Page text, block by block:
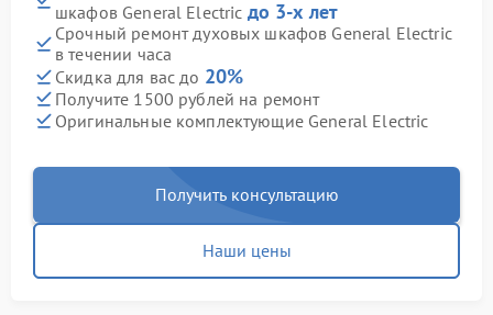
шкафов General Electric до 3-х лет
Срочный ремонт духовых шкафов General Electric
в течении часа
Скидка для вас до 20%
Получите 1500 рублей на ремонт
Оригинальные комплектующие General Electric
Получить консультацию
Наши цены